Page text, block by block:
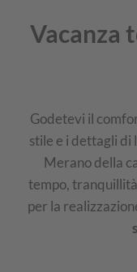
Vacanza
Godetevi il
stile e i dettagli di
Merano della
tempo,
per la